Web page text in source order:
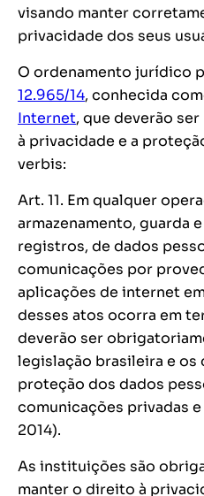
visando manter
privacidade dos seus
O ordenamento jurídico
12.965/14, conhecida
Internet, que deverão
à privacidade e a
verbis:
Art. 11. Em qualquer
armazenamento, guarda
registros, de dados
comunicações por
aplicações de internet
desses atos ocorra em
deverão ser
legislação brasileira e os
proteção dos dados
comunicações privadas
2014).
As instituições são
manter o direito à